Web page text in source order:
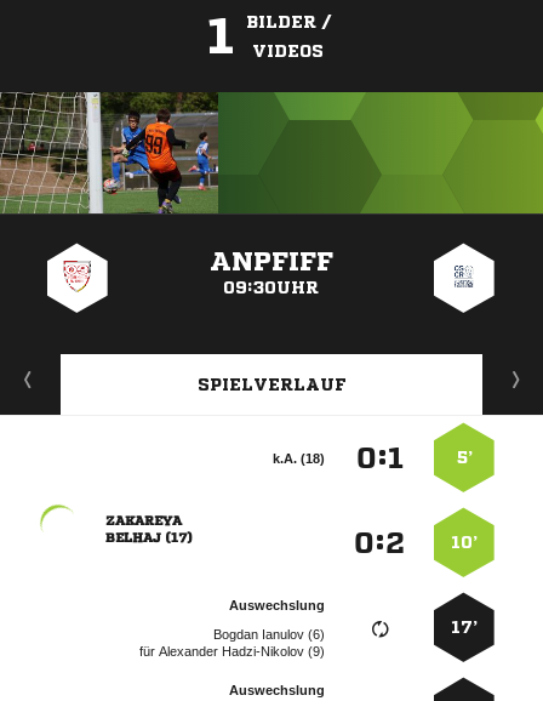
1
BILDER /
VIDEOS
ANPFIFF
09:30UHR
SPIELVERLAUF
5’
:
k.A. (18)
10’
:

 
17’
Auswechslung
  
für  
Auswechslung